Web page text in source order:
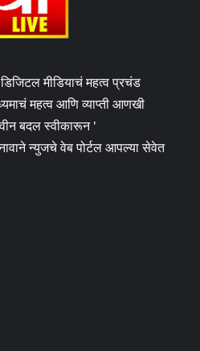
डिजिटल मीडियाचं महत्व प्रचंड
महत्व आणि व्याप्ती आणखी
बदल स्वीकारून '
नावाने न्युजचे वेब पोर्टल आपल्या सेवेत